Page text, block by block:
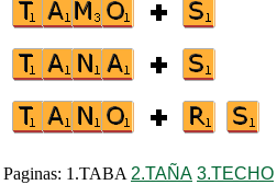
Paginas: 1.TABA 2.TAÑA 3.TECHO